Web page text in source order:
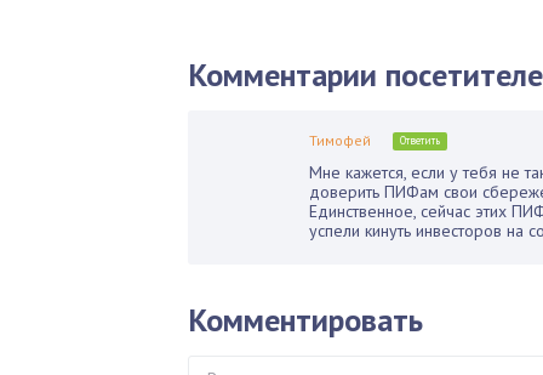
Комментарии
Тимофей Ответить
Мне кажется, если у тебя не
доверить ПИФам свои
Единственное, сейчас этих
успели кинуть инвесторов на
Комментировать